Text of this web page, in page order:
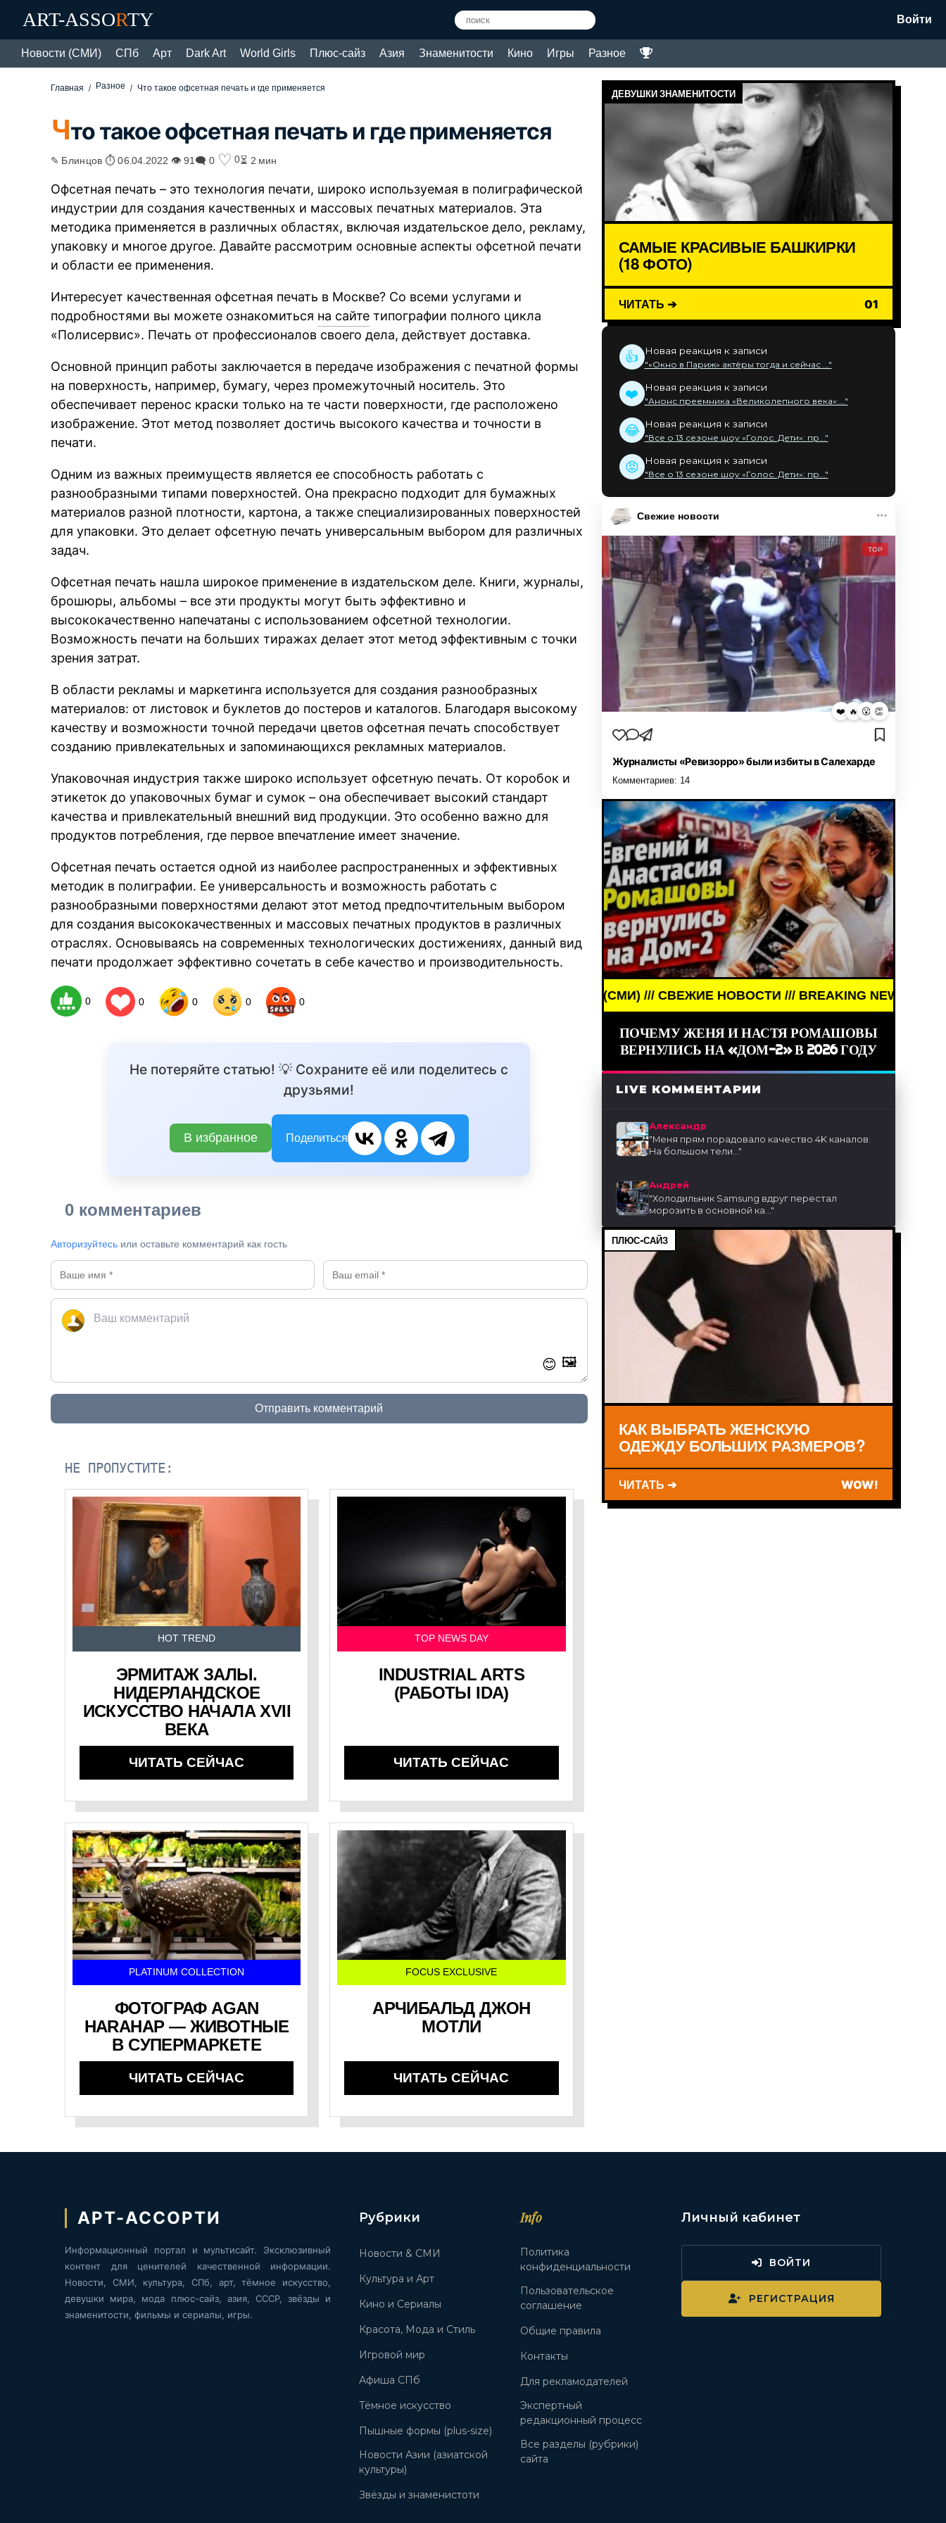
ART-ASSORTY Войти
Новости (СМИ) СПб Арт Dark Art World Girls Плюс-сайз Азия Знаменитости Кино Игры Разное
Главная Разное Что такое офсетная печать и где применяется
Что такое офсетная печать и где применяется
✎ Блинцов ⏱ 06.04.2022 👁 91 🗨 0 ♡ 0⏳ 2 мин
Офсетная печать – это технология печати, широко используемая в полиграфической
индустрии для создания качественных и массовых печатных материалов. Эта
методика применяется в различных областях, включая издательское дело, рекламу,
упаковку и многое другое. Давайте рассмотрим основные аспекты офсетной печати
и области ее применения.
Интересует качественная офсетная печать в Москве? Со всеми услугами и
подробностями вы можете ознакомиться на сайте типографии полного цикла
«Полисервис». Печать от профессионалов своего дела, действует доставка.
Основной принцип работы заключается в передаче изображения с печатной формы
на поверхность, например, бумагу, через промежуточный носитель. Это
обеспечивает перенос краски только на те части поверхности, где расположено
изображение. Этот метод позволяет достичь высокого качества и точности в
печати.
Одним из важных преимуществ является ее способность работать с
разнообразными типами поверхностей. Она прекрасно подходит для бумажных
материалов разной плотности, картона, а также специализированных поверхностей
для упаковки. Это делает офсетную печать универсальным выбором для различных
задач.
Офсетная печать нашла широкое применение в издательском деле. Книги, журналы,
брошюры, альбомы – все эти продукты могут быть эффективно и
высококачественно напечатаны с использованием офсетной технологии.
Возможность печати на больших тиражах делает этот метод эффективным с точки
зрения затрат.
В области рекламы и маркетинга используется для создания разнообразных
материалов: от листовок и буклетов до постеров и каталогов. Благодаря высокому
качеству и возможности точной передачи цветов офсетная печать способствует
созданию привлекательных и запоминающихся рекламных материалов.
Упаковочная индустрия также широко использует офсетную печать. От коробок и
этикеток до упаковочных бумаг и сумок – она обеспечивает высокий стандарт
качества и привлекательный внешний вид продукции. Это особенно важно для
продуктов потребления, где первое впечатление имеет значение.
Офсетная печать остается одной из наиболее распространенных и эффективных
методик в полиграфии. Ее универсальность и возможность работать с
разнообразными поверхностями делают этот метод предпочтительным выбором
для создания высококачественных и массовых печатных продуктов в различных
отраслях. Основываясь на современных технологических достижениях, данный вид
печати продолжает эффективно сочетать в себе качество и производительность.
0 0 0 0 0
Не потеряйте статью! 💡 Сохраните её или поделитесь с
друзьями!
В избранное Поделиться
0 комментариев
Авторизуйтесь или оставьте комментарий как гость
😊 🖼️
Отправить комментарий
НЕ ПРОПУСТИТЕ:
HOT TREND
ЭРМИТАЖ ЗАЛЫ.
НИДЕРЛАНДСКОЕ
ИСКУССТВО НАЧАЛА XVII
ВЕКА
ЧИТАТЬ СЕЙЧАС
TOP NEWS DAY
INDUSTRIAL ARTS
(РАБОТЫ IDA)
ЧИТАТЬ СЕЙЧАС
PLATINUM COLLECTION
ФОТОГРАФ AGAN
HARAHAP — ЖИВОТНЫЕ
В СУПЕРМАРКЕТЕ
ЧИТАТЬ СЕЙЧАС
FOCUS EXCLUSIVE
АРЧИБАЛЬД ДЖОН
МОТЛИ
ЧИТАТЬ СЕЙЧАС
ДЕВУШКИ ЗНАМЕНИТОСТИ
САМЫЕ КРАСИВЫЕ БАШКИРКИ
(18 ФОТО)
ЧИТАТЬ ➔ 01
👍 Новая реакция к записи
"«Окно в Париж» актёры тогда и сейчас ..."
❤️ Новая реакция к записи
"Анонс преемника «Великолепного века»:..."
😂 Новая реакция к записи
"Все о 13 сезоне шоу «Голос. Дети»: пр..."
😡 Новая реакция к записи
"Все о 13 сезоне шоу «Голос. Дети»: пр..."
Свежие новости
TOP
❤️ 🔥 😮 👏
Журналисты «Ревизорро» были избиты в Салехарде
Комментариев: 14
BREAKING NEWS /// НОВОСТИ (СМИ) /// СВЕЖИЕ НОВОСТИ /// BREAKING NEWS /// НОВОСТИ
ПОЧЕМУ ЖЕНЯ И НАСТЯ РОМАШОВЫ
ВЕРНУЛИСЬ НА «ДОМ-2» В 2026 ГОДУ
LIVE КОММЕНТАРИИ
Александр
"Меня прям порадовало качество 4K каналов.
На большом тели..."
Андрей
"Холодильник Samsung вдруг перестал
морозить в основной ка..."
ПЛЮС-САЙЗ
КАК ВЫБРАТЬ ЖЕНСКУЮ
ОДЕЖДУ БОЛЬШИХ РАЗМЕРОВ?
ЧИТАТЬ ➔ WOW!
АРТ-АССОРТИ
Информационный портал и мультисайт. Эксклюзивный
контент для ценителей качественной информации.
Новости, СМИ, культура, СПб, арт, тёмное искусство,
девушки мира, мода плюс-сайз, азия, СССР, звёзды и
знаменитости, фильмы и сериалы, игры.
Рубрики
Новости & СМИ
Культура и Арт
Кино и Сериалы
Красота, Мода и Стиль
Игровой мир
Афиша СПб
Тёмное искусство
Пышные формы (plus-size)
Новости Азии (азиатской
культуры)
Звёзды и знаменистоти
Info
Политика
конфиденциальности
Пользовательское
соглашение
Общие правила
Контакты
Для рекламодателей
Экспертный
редакционный процесс
Все разделы (рубрики)
сайта
Личный кабинет
ВОЙТИ
РЕГИСТРАЦИЯ